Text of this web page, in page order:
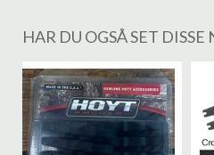
HAR DU OGSÅ SET DISSE